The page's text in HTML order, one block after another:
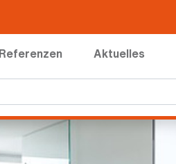
Referenzen Aktuelles